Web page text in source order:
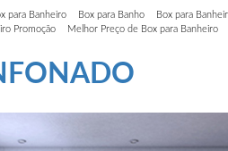
para Banheiro Box para Banho Box para
Promoção Melhor Preço de Box para Banheiro